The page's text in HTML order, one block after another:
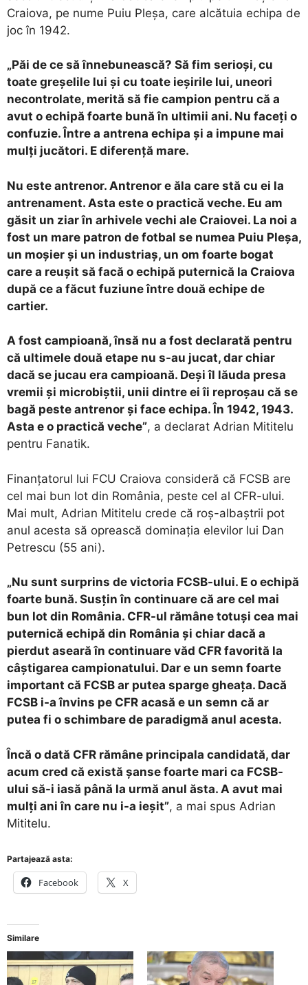
Craiova, pe nume Puiu Pleșa, care alcătuia echipa de
joc în 1942.
„Păi de ce să înnebunească? Să fim serioși, cu
toate greșelile lui și cu toate ieșirile lui, uneori
necontrolate, merită să fie campion pentru că a
avut o echipă foarte bună în ultimii ani. Nu faceți o
confuzie. Între a antrena echipa și a impune mai
mulți jucători. E diferență mare.
Nu este antrenor. Antrenor e ăla care stă cu ei la
antrenament. Asta este o practică veche. Eu am
găsit un ziar în arhivele vechi ale Craiovei. La noi a
fost un mare patron de fotbal se numea Puiu Pleșa,
un moșier și un industriaș, un om foarte bogat
care a reușit să facă o echipă puternică la Craiova
după ce a făcut fuziune între două echipe de
cartier.
A fost campioană, însă nu a fost declarată pentru
că ultimele două etape nu s-au jucat, dar chiar
dacă se jucau era campioană. Deși îl lăuda presa
vremii și microbiștii, unii dintre ei îi reproșau că se
bagă peste antrenor și face echipa. În 1942, 1943.
Asta e o practică veche”, a declarat Adrian Mititelu
pentru Fanatik.
Finanțatorul lui FCU Craiova consideră că FCSB are
cel mai bun lot din România, peste cel al CFR-ului.
Mai mult, Adrian Mititelu crede că roș-albaștrii pot
anul acesta să oprească dominația elevilor lui Dan
Petrescu (55 ani).
„Nu sunt surprins de victoria FCSB-ului. E o echipă
foarte bună. Susțin în continuare că are cel mai
bun lot din România. CFR-ul rămâne totuși cea mai
puternică echipă din România și chiar dacă a
pierdut aseară în continuare văd CFR favorită la
câștigarea campionatului. Dar e un semn foarte
important că FCSB ar putea sparge gheața. Dacă
FCSB i-a învins pe CFR acasă e un semn că ar
putea fi o schimbare de paradigmă anul acesta.
Încă o dată CFR rămâne principala candidată, dar
acum cred că există șanse foarte mari ca FCSB-
ului să-i iasă până la urmă anul ăsta. A avut mai
mulți ani în care nu i-a ieșit”, a mai spus Adrian
Mititelu.
Partajează asta:
Facebook X
Similare